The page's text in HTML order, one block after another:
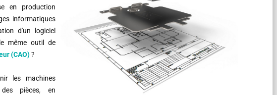
en production
informatiques
d'un logiciel
même outil de
(CAO)?
les machines
pièces, en